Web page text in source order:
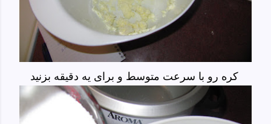
کره رو با سرعت متوسط و برای یه دقیقه بزنید